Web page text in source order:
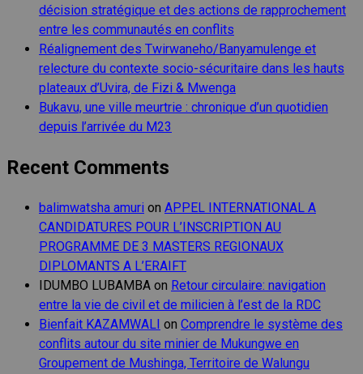
décision stratégique et des actions de rapprochement
entre les communautés en conflits
Réalignement des Twirwaneho/Banyamulenge et
relecture du contexte socio-sécuritaire dans les hauts
plateaux d’Uvira, de Fizi & Mwenga
Bukavu, une ville meurtrie : chronique d’un quotidien
depuis l’arrivée du M23
Recent Comments
balimwatsha amuri on APPEL INTERNATIONAL A
CANDIDATURES POUR L’INSCRIPTION AU
PROGRAMME DE 3 MASTERS REGIONAUX
DIPLOMANTS A L’ERAIFT
IDUMBO LUBAMBA on Retour circulaire: navigation
entre la vie de civil et de milicien à l’est de la RDC
Bienfait KAZAMWALI on Comprendre le système des
conflits autour du site minier de Mukungwe en
Groupement de Mushinga, Territoire de Walungu